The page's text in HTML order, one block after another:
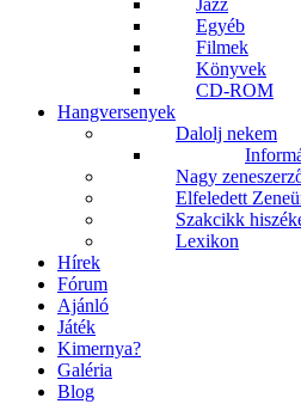
Jazz
Egyéb
Filmek
Könyvek
CD-ROM
Hangversenyek
Dalolj nekem
Nagy
Elfeledett
Szakcikk
Lexikon
Hírek
Fórum
Ajánló
Játék
Kimernya?
Galéria
Blog